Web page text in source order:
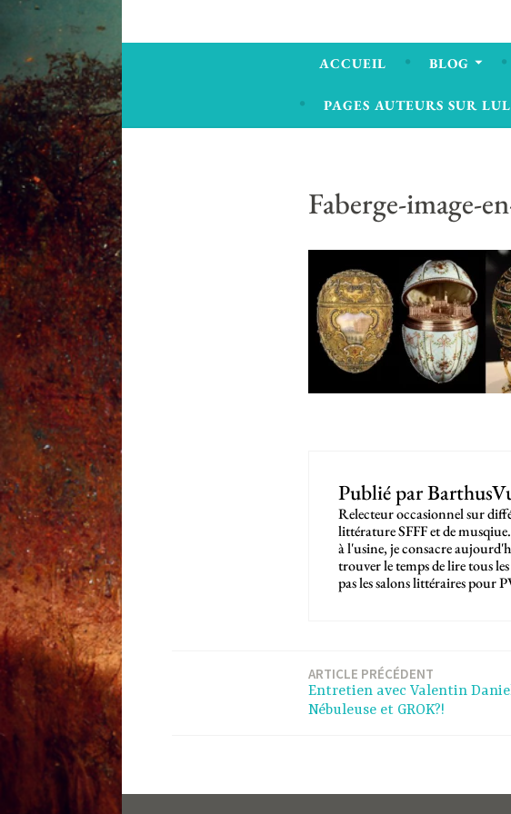
ACCUEIL BLOG
PAGES AUTEURS SUR
Faberge-image-
Publié par
Relecteur occasionnel sur
littérature SFFF et de
à l'usine, je consacre
trouver le temps de lire tous
pas les salons littéraires pour
ARTICLE PRÉCÉDENT
Entretien avec Valentin
Nébuleuse et GROK?!